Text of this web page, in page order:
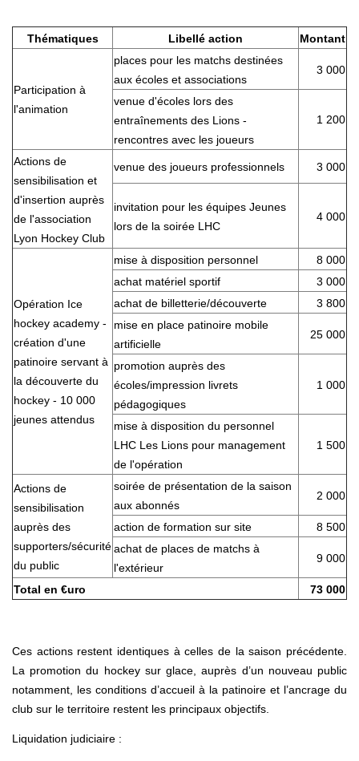
Thématiques Libellé action Montant
Participation à
l'animation
places pour les matchs destinées
aux écoles et associations
3 000
venue d'écoles lors des
entraînements des Lions -
rencontres avec les joueurs
1 200
Actions de
sensibilisation et
d'insertion auprès
de l'association
Lyon Hockey Club
venue des joueurs professionnels 3 000
invitation pour les équipes Jeunes
lors de la soirée LHC
4 000
Opération Ice
hockey academy -
création d'une
patinoire servant à
la découverte du
hockey - 10 000
jeunes attendus
mise à disposition personnel
8 000
achat matériel sportif
3 000
achat de billetterie/découverte
3 800
mise en place patinoire mobile
artificielle
25 000
promotion auprès des
écoles/impression livrets
pédagogiques
1 000
mise à disposition du personnel
LHC Les Lions pour management
de l'opération
1 500
Actions de
sensibilisation
auprès des
supporters/sécurité
du public
soirée de présentation de la saison
aux abonnés
2 000
action de formation sur site
8 500
achat de places de matchs à
l'extérieur
9 000
Total en €uro 73 000
Ces actions restent identiques à celles de la saison précédente.
La promotion du hockey sur glace, auprès d’un nouveau public
notamment, les conditions d’accueil à la patinoire et l’ancrage du
club sur le territoire restent les principaux objectifs.
Liquidation judiciaire :